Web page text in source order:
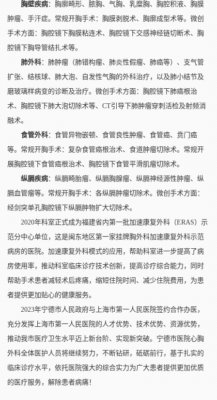
胸壁疾病：胸廓畸形、脓胸、气胸、乳糜胸、胸腔积液、胸膜
肿瘤、手汗症。常规开胸手术：胸膜剥脱术、胸廓成型术等。微创
手术方面：胸腔镜下胸膜粘连术、胸腔镜下交感神经链切断术、胸
腔镜下胸导管结扎术等。
肺外科：肺肿瘤（肺错构瘤、肺炎性假瘤、肺癌等）、支气管
扩张、结核球、肺大泡、自发性气胸的外科治疗，以及肺小结节及
磨玻璃样病变的诊断及治疗。微创手术方面：胸腔镜下肺癌根治
术、胸腔镜下肺大泡切除术等、CT引导下肺肿瘤穿刺活检及射频消
融术。
食管外科：食管异物嵌顿、食管良性肿瘤、食管癌、贲门癌
等。常规开胸手术：复杂食管癌根治术、食道肿瘤切除术。常规开
展胸腔镜下食管癌根治术、胸腔镜下食管平滑肌瘤切除术。
纵膈疾病：纵膈畸胎瘤、纵膈胸腺瘤、纵膈神经源性肿瘤、纵
膈血管瘤等。常规开胸手术：各纵膈肿瘤切除术。微创手术方面：
经剑突单孔胸腔镜下纵膈肿物扩大切除术。
2020年科室正式成为福建省内第一批加速康复外科（ERAS）示
范分中心单位，这是闽东地区第一家挂牌胸外科加速康复外科示范
病房的医院。加速康复外科模式的应用，帮助科室进一步提高了病
房使用率，推动科室临床诊疗技术创新，提高诊疗综合能力，同时
帮助手术患者减轻术后疼痛，缩短住院时间、减少住院费用，为患
者提供更加贴心的健康服务。
2023年宁德市人民政府与上海市第一人民医院签约合作办医，
充分发挥上海市第一人民医院的人才优势、技术优势、资源优势，
推动我市医疗卫生水平迈上新台阶、实现新突破。宁德市医院心胸
外科全体医护人员将继续努力，不断钻研，砥砺前行，基于扎实的
临床诊疗水平，依托医院强大的综合实力为广大患者提供更加优质
的医疗服务，解除患者病痛！